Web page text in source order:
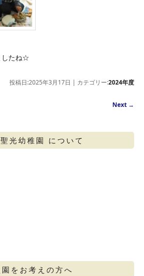
したね☆
投稿日:2025年3月17日 | カテゴリー:2024年度
Next →
光幼稚園 について
園をお考えの方へ